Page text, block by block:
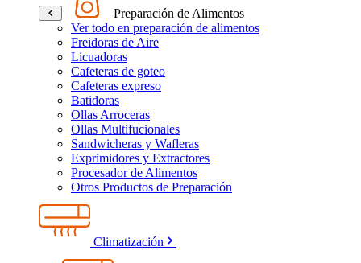
Preparación de Alimentos
Ver todo en preparación de alimentos
Freidoras de Aire
Licuadoras
Cafeteras de goteo
Cafeteras expreso
Batidoras
Ollas Arroceras
Ollas Multifucionales
Sandwicheras y Wafleras
Exprimidores y Extractores
Procesador de Alimentos
Otros Productos de Preparación
Climatización